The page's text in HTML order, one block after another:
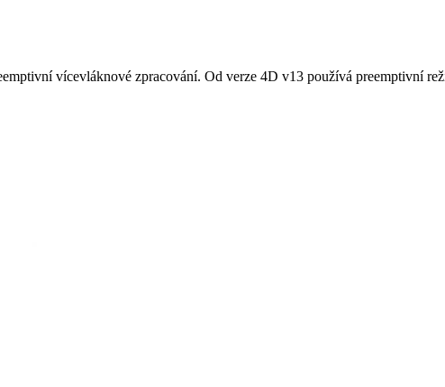
vícevláknové zpracování. Od verze 4D v13 používá preemptivní